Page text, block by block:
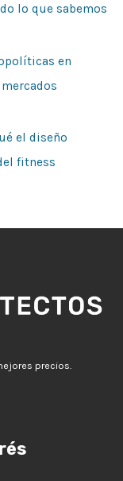
lo que sabemos
en
el diseño
fitness
precios.